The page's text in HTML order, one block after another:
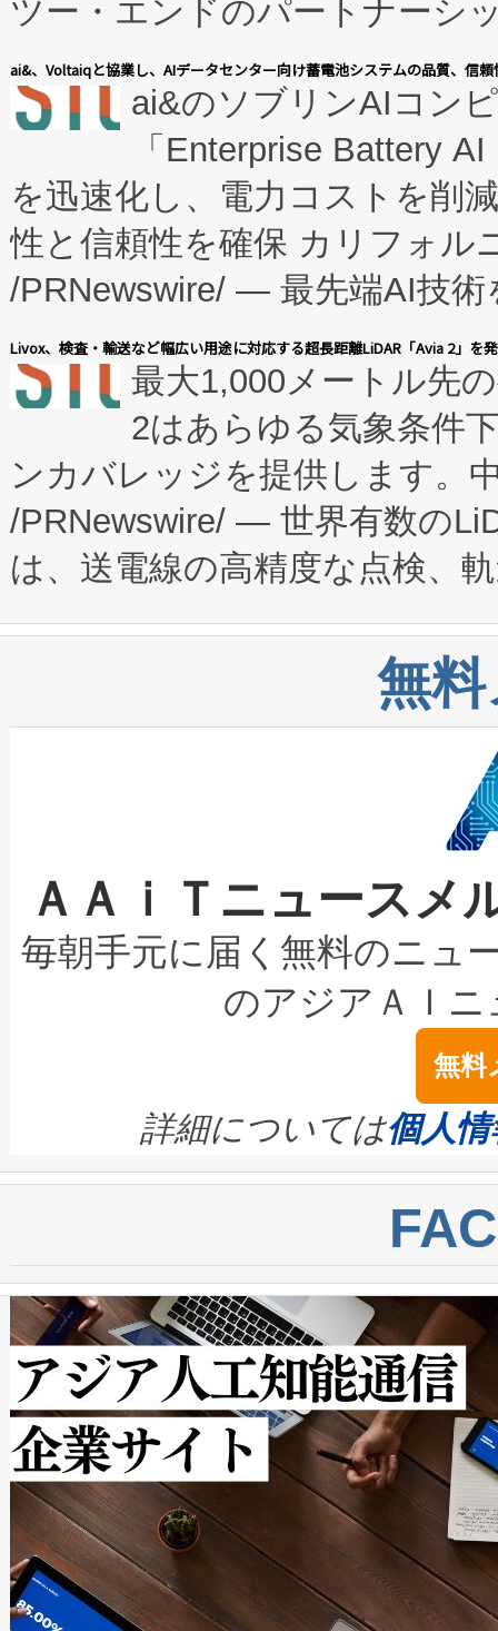
ツー・エンドのパートナーシ
表しました。 同社の実績ある
manufacturing™ (FCCM™) プ
たNeXは、バイオ医薬品製造
従来のフェッドバッチ施設の
に、患者やサプライチェーン
キー方式で拡張性が高く、持
す。FCCM‑を活用した現地生
患者にとっての費用負担を大
のアクセスを大幅に拡大する
Fully-Connected Continuous
プログラムには、施設設計・
に関する技術移転および知的
構造化トレーニングカリキュ
上げおよび商用化段階におけ
設備整備および立ち上げ調整
加組織は、Enzeneのバイオ
選定された製品について、自
取得できる可能性もあります
設には、3億～4億ドルかか
最高経営責任者（CEO）であ
す。「当社のfully-connected
ームを利用すれば、6,000万
きます。この効率性は、フェ
ai&、Voltaiqと協業し、AIデータセンター向け蓄電池システムの品質、信
ai&のソブリンAIコン
「Enterprise Battery
を迅速化し、電力コストを削
性と信頼性を確保 カリフォル
/PRNewswire/ — 最先端AI技術
会社エーアイ・アンド：本社
President原信平）と、エンタ
ードするVoltaiqは、日本にあ
ーエネルギー貯蔵システム（
た。 Voltaiq独自のAI搭載プラ
定、統合、導入、運用に至る
安全性を追跡し、確保する事
増加しているデータセンター
る電力網に大きな負担をかけ
事業者の負担軽減という課題
系統連系を迅速にし、ピーク
限を超えて利用可能な電力容
持できるよう貢献します。こ
ービスレベル契約（SLA）違
テリー性能の劣化によるダウ
念は、現在データセンターが
ます。 Voltaiq provides a
quality and reliability for AI
BESS stack to ensure battery
centers. Voltaiqは、ai&のAI
からシステム統合、試運転、
クルの各段階のデータを監視
[…]
Livox、検査・輸送など幅広い用途に対応する超長距離LiDAR「Avia 2」を
最大1,000メートル先
2はあらゆる気象条件
ンカバレッジを提供します。
/PRNewswire/ — 世界有数の
は、送電線の高精度な点検、
や穀物倉庫におけるバルク材
リューション「Avia 2」を発
したAvia 2は、1,000メート
狭視野のFOVを切り替えるこ
ケーブル、枝などの細かな対
なレーザースポットにより、
な環境下でも豊かなディテー
キロメートル範囲を検出
LiDAR for Inspections,
は1535 nmレーザーを搭載。
イズの小径化を実現すること
す。ノーマルモードでは、
ートル先まで検出でき、これ
トに対して約600メートルに
では、反射率10％のターゲッ
で向上し、最大検知距離は
ットだけで最大1キロメート
ルの変電所周囲を監視でき、
作業と点群処理を簡素化でき
Avia 2は、2種類のFOVオプシ
× 80°のノーマルモード、長
ードを切り替えて使用するこ
無
ＡＡｉＴニュース
毎朝手元に届く無料のニュ
のアジアＡＩ
無料
詳細については個人